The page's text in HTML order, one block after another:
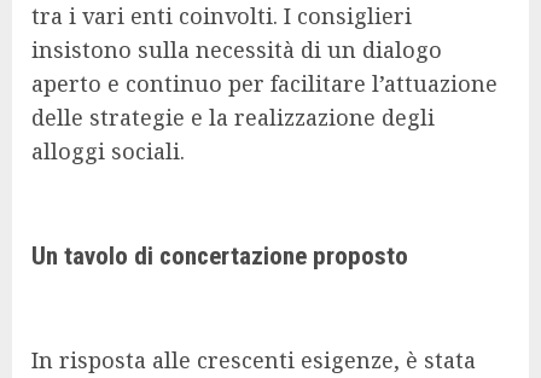
tra i vari enti coinvolti. I consiglieri
insistono sulla necessità di un dialogo
aperto e continuo per facilitare l’attuazione
delle strategie e la realizzazione degli
alloggi sociali.
Un tavolo di concertazione proposto
In risposta alle crescenti esigenze, è stata